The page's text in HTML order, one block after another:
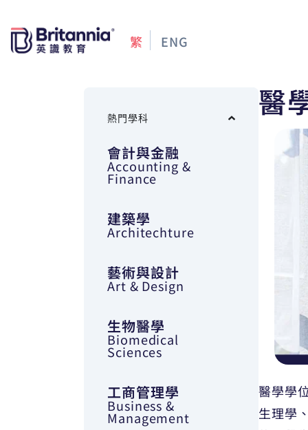
繁 ENG
熱門學科
會計與金融
Accounting &
Finance
建築學
Architechture
藝術與設計
Art & Design
生物醫學
Biomedical
Sciences
工商管理學
Business &
Management
醫
醫學學
生理學